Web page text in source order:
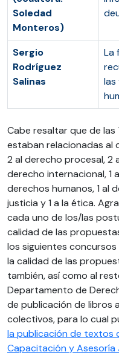
Soledad
Monteros)
Sergio
Rodríguez
Salinas
La
Cabe resaltar que de
estaban relacionadas al
2 al derecho procesal, 2
derecho internacional, 1
derechos humanos, 1 al
justicia y 1 a la ética.
cada uno de los/las
calidad de las
los siguientes
la calidad de las
también, así como al
Departamento de
de publicación de libros
colectivos, para lo cual
la publicación de textos
Capacitación y Asesoría